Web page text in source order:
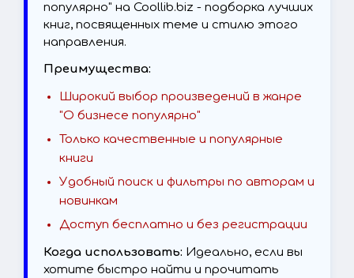
популярно" на Coollib.biz - подборка лучших
книг, посвященных теме и стилю этого
направления.
Преимущества:
Широкий выбор произведений в жанре
"О бизнесе популярно"
Только качественные и популярные
книги
Удобный поиск и фильтры по авторам и
новинкам
Доступ бесплатно и без регистрации
Когда использовать: Идеально, если вы
хотите быстро найти и прочитать